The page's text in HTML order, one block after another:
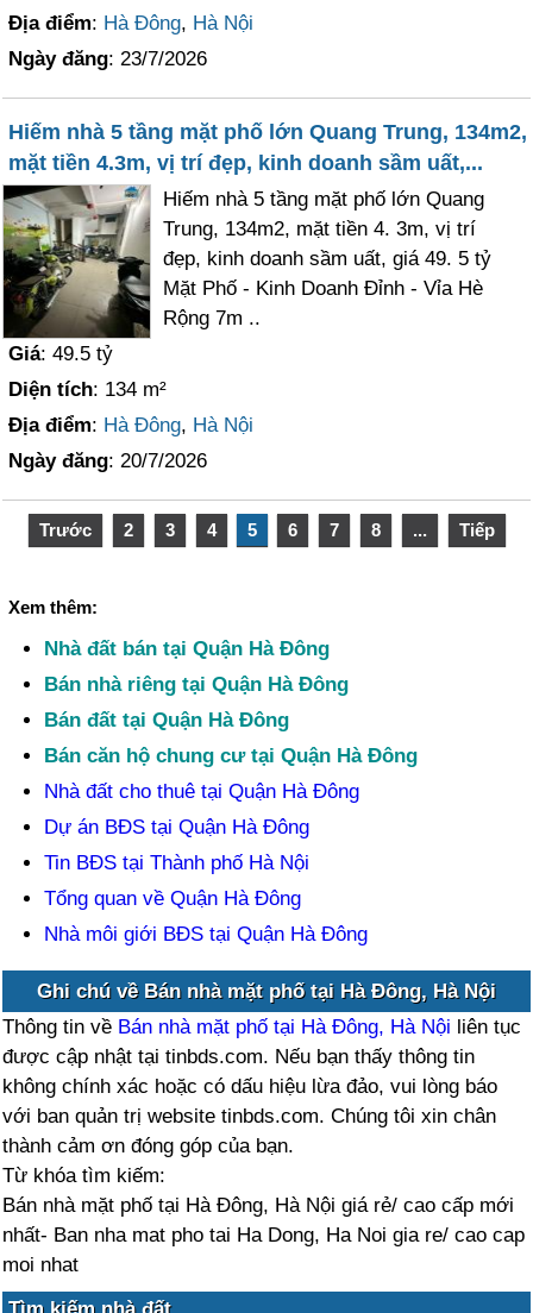
Địa điểm: Hà Đông, Hà Nội
Ngày đăng: 23/7/2026
Hiếm nhà 5 tầng mặt phố lớn Quang Trung, 134m2,
mặt tiền 4.3m, vị trí đẹp, kinh doanh sầm uất,...
Hiếm nhà 5 tầng mặt phố lớn Quang
Trung, 134m2, mặt tiền 4. 3m, vị trí
đẹp, kinh doanh sầm uất, giá 49. 5 tỷ
Mặt Phố - Kinh Doanh Đỉnh - Vỉa Hè
Rộng 7m ..
Giá: 49.5 tỷ
Diện tích: 134 m²
Địa điểm: Hà Đông, Hà Nội
Ngày đăng: 20/7/2026
Trước 2 3 4 5 6 7 8 ... Tiếp
Xem thêm:
Nhà đất bán tại Quận Hà Đông
Bán nhà riêng tại Quận Hà Đông
Bán đất tại Quận Hà Đông
Bán căn hộ chung cư tại Quận Hà Đông
Nhà đất cho thuê tại Quận Hà Đông
Dự án BĐS tại Quận Hà Đông
Tin BĐS tại Thành phố Hà Nội
Tổng quan về Quận Hà Đông
Nhà môi giới BĐS tại Quận Hà Đông
Ghi chú về Bán nhà mặt phố tại Hà Đông, Hà Nội
Thông tin về Bán nhà mặt phố tại Hà Đông, Hà Nội liên tục
được cập nhật tại tinbds.com. Nếu bạn thấy thông tin
không chính xác hoặc có dấu hiệu lừa đảo, vui lòng báo
với ban quản trị website tinbds.com. Chúng tôi xin chân
thành cảm ơn đóng góp của bạn.
Từ khóa tìm kiếm:
Bán nhà mặt phố tại Hà Đông, Hà Nội giá rẻ/ cao cấp mới
nhất- Ban nha mat pho tai Ha Dong, Ha Noi gia re/ cao cap
moi nhat